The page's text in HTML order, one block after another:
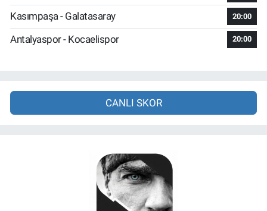
Kasımpaşa - Galatasaray 20:00
Antalyaspor - Kocaelispor 20:00
CANLI SKOR